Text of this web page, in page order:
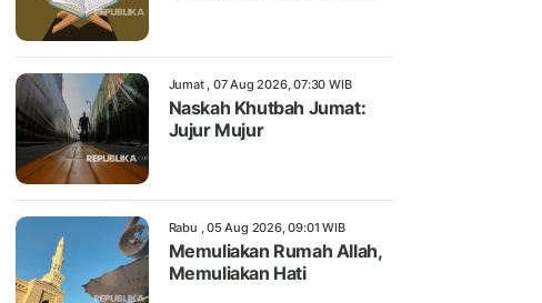
Jumat , 07 Aug 2026, 07:30 WIB
Naskah Khutbah Jumat:
Jujur Mujur
Rabu , 05 Aug 2026, 09:01 WIB
Memuliakan Rumah Allah,
Memuliakan Hati